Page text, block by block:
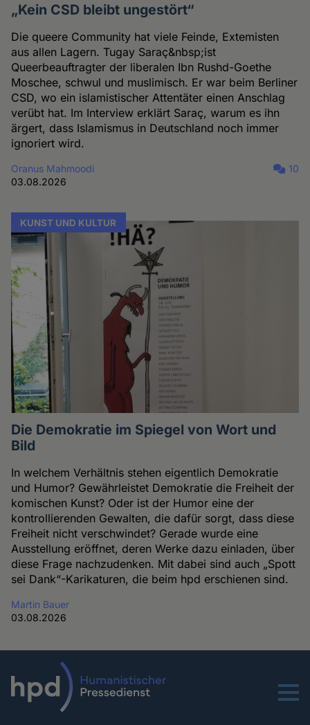
„Kein CSD bleibt ungestört“
Die queere Community hat viele Feinde, Extemisten
aus allen Lagern. Tugay Saraç&nbsp;ist
Queerbeauftragter der liberalen Ibn Rushd-Goethe
Moschee, schwul und muslimisch. Er war beim Berliner
CSD, wo ein islamistischer Attentäter einen Anschlag
verübt hat. Im Interview erklärt Saraç, warum es ihn
ärgert, dass Islamismus in Deutschland noch immer
ignoriert wird.
Oranus Mahmoodi
03.08.2026
10
KUNST UND KULTUR
Die Demokratie im Spiegel von Wort und
Bild
In welchem Verhältnis stehen eigentlich Demokratie
und Humor? Gewährleistet Demokratie die Freiheit der
komischen Kunst? Oder ist der Humor eine der
kontrollierenden Gewalten, die dafür sorgt, dass diese
Freiheit nicht verschwindet? Gerade wurde eine
Ausstellung eröffnet, deren Werke dazu einladen, über
diese Frage nachzudenken. Mit dabei sind auch „Spott
sei Dank“-Karikaturen, die beim hpd erschienen sind.
Martin Bauer
03.08.2026
Menu